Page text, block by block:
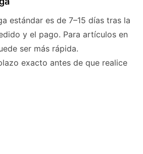
estándar es de 7–15 días tras la
y el pago. Para artículos en
ser más rápida.
exacto antes de que realice